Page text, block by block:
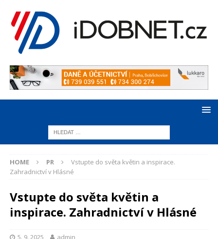
HOME PR
Vstupte do světa květin a inspirace.
Zahradnictví v Hlásné
Vstupte do světa květin a
inspirace. Zahradnictví v Hlásné